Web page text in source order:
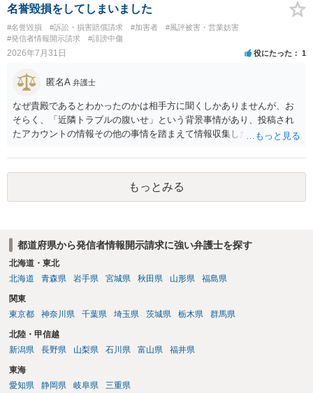
も特定可能になるよう、複数ルートで開示請求が行われることが多い
です。さらにいえば、利用者からの口コミ投稿の場合、開示請求者は
ある程度対象者を特定できている（ただし証拠による裏付けか必要な
ので発信者情報開示請求をする）というケースが比較的多いと思われ
名誉毀損をしてしまいました
#名誉毀損 #訴訟・損害賠償請求 #加害者
#風評被害・営業妨害
#発信者情報開示請求
#誹謗中傷
2026年7月31日 役にたった 1
匿名A 弁護士
なぜ貴殿であるとわかったのかは相手方に聞くしかありませんが、お
そらく、「近隣トラブルの腹いせ」という背景事情があり、投稿され
たアカウントの情報その他の事情を踏まえて情報収集した結果、この
貴殿が投稿した事実を認めてしまったことで「答え合わせ」になって
しまったのではないでしょうか。 相手方の動きについても、相手方次
第ですので何とも言えません。公開の場で回答するには情報が乏し
く、ここで詳細を明らかにすることは事案の特定に繋がってしまうの
もっとみる
都道府県から発信者情報開示請求に強い弁護士を探す
北海道・東北
北海道
青森県 岩手県 宮城県 秋田県 山形県 福島県
関東
東京都
神奈川県 千葉県 埼玉県 茨城県 栃木県 群馬県
北陸・甲信越
新潟県
長野県 山梨県 石川県 富山県 福井県
東海
愛知県
静岡県 岐阜県 三重県